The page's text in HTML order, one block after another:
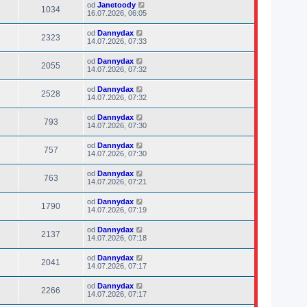
1034 od Janetoody
16.07.2026, 06:05
2323 od Dannydax
14.07.2026, 07:33
2055 od Dannydax
14.07.2026, 07:32
2528 od Dannydax
14.07.2026, 07:32
793 od Dannydax
14.07.2026, 07:30
757 od Dannydax
14.07.2026, 07:30
763 od Dannydax
14.07.2026, 07:21
1790 od Dannydax
14.07.2026, 07:19
2137 od Dannydax
14.07.2026, 07:18
2041 od Dannydax
14.07.2026, 07:17
2266 od Dannydax
14.07.2026, 07:17